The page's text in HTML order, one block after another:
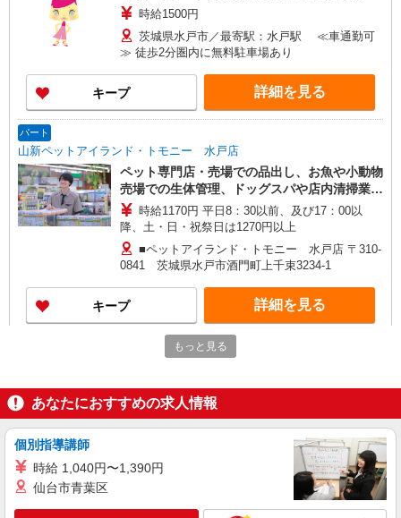
時給1500円
茨城県水戸市／最寄駅：水戸駅 ≪車通勤可
≫ 徒歩2分圏内に無料駐車場あり
キープ 詳細を見る
パート
山新ペットアイランド・トモニー 水戸店
ペット専門店・売場での品出し、お魚や小動物
売場での生体管理、ドッグスパや店内清掃業務
などのお仕事
時給1170円 平日8：30以前、及び17：00以
降、土・日・祝祭日は1270円以上
■ペットアイランド・トモニー 水戸店 〒310-
0841 茨城県水戸市酒門町上千束3234-1
キープ 詳細を見る
時給1,200円〜1,400円（能力等による） ★司
会業務を目指す方は時給1,500円〜
茨城県水戸市・笠間市・石岡市・常陸大宮市・
ひたちなか市、他周辺地域 （現場に直行直帰）
詳細を見る
もっと見る
あなたにおすすめの求人情報
個別指導講師
時給 1,040円〜1,390円
仙台市青葉区